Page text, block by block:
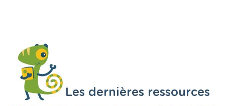
Les dernières ressources